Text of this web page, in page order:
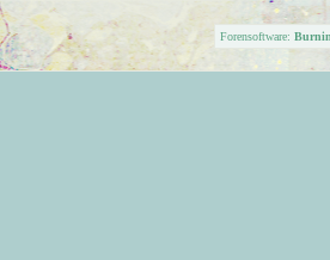
Forensoftware: